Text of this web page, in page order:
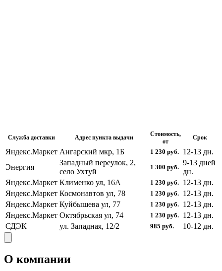
Служба доставки Адрес пункта выдачи
Стоимость,
от
Срок
Яндекс.Маркет Ангарский мкр, 1Б 1 230 руб. 12-13 дн.
Энергия
Западный переулок, 2,
село Ухтуй
1 300 руб.
9-13 дней
дн.
Яндекс.Маркет Клименко ул, 16А 1 230 руб. 12-13 дн.
Яндекс.Маркет Космонавтов ул, 78 1 230 руб. 12-13 дн.
Яндекс.Маркет Куйбышева ул, 77 1 230 руб. 12-13 дн.
Яндекс.Маркет Октябрьская ул, 74 1 230 руб. 12-13 дн.
СДЭК
ул. Западная, 12/2 985 руб. 10-12 дн.
О компании